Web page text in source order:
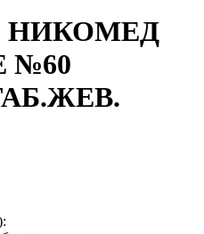
НИКОМЕД
№60
: